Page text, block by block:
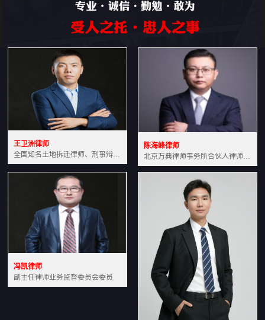
王卫洲律师
全国知名土地拆迁律师、刑事辩护律师北京万典律师事务所主任中国法学会会员北京市行政法研究会理事
陈海峰律师
北京万典律师事务所合伙人律师土地房产专业资深律师
冯凯律师
副主任律师业务监督委员会委员